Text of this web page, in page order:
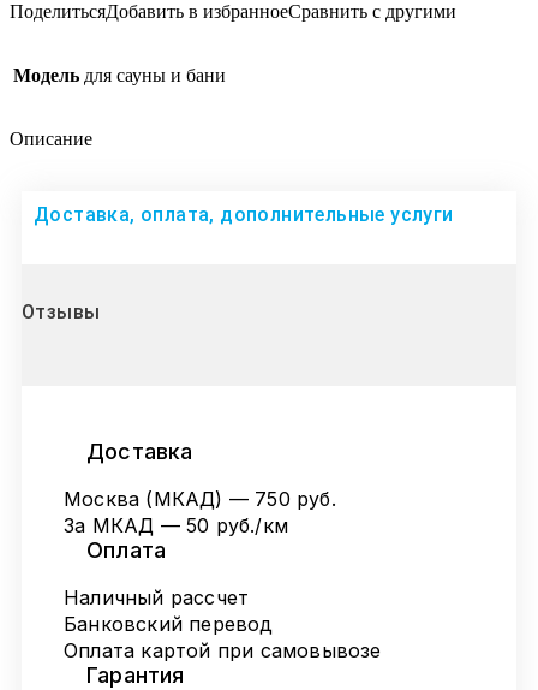
ПоделитьсяДобавить в избранноеСравнить с другими
Модель для сауны и бани
Описание
Доставка, оплата, дополнительные услуги
Отзывы
Доставка
Москва (МКАД) — 750 руб.
За МКАД — 50 руб./км
Оплата
Наличный рассчет
Банковский перевод
Оплата картой при самовывозе
Гарантия